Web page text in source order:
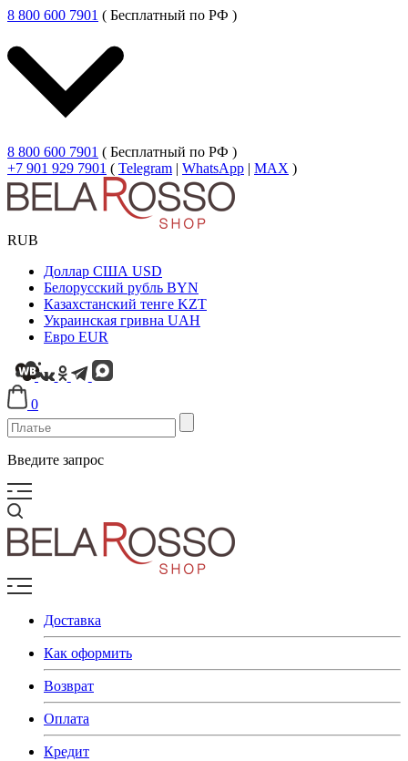
8 800 600 7901 ( Бесплатный по РФ )
8 800 600 7901 ( Бесплатный по РФ )
+7 901 929 7901 ( Telegram | WhatsApp | MAX )
RUB
Доллар США USD
Белорусский рубль BYN
Казахстанский тенге KZT
Украинская гривна UAH
Евро EUR
0
Введите запрос
Доставка
Как оформить
Возврат
Оплата
Кредит